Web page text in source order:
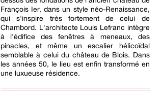
François Ier, dans un style néo-Renaissance,
qui s'inspire très fortement de celui de
Chambord. L'architecte Louis Lefranc intègre
à l'édifice des fenêtres à meneaux, des
pinacles, et même un escalier hélicoïdal
semblable à celui du château de Blois. Dans
les années 50, le lieu est enfin transformé en
une luxueuse résidence.